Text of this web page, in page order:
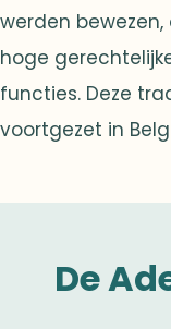
werden
hoge
functies. Deze
voortgezet in
De